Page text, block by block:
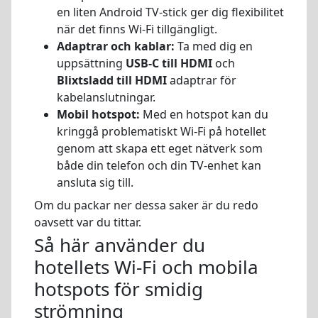
en liten Android TV-stick ger dig flexibilitet
när det finns Wi-Fi tillgängligt.
Adaptrar och kablar: Ta med dig en
uppsättning USB-C till HDMI och
Blixtsladd till HDMIadaptrar för
kabelanslutningar.
Mobil hotspot: Med en hotspot kan du
kringgå problematiskt Wi-Fi på hotellet
genom att skapa ett eget nätverk som
både din telefon och din TV-enhet kan
ansluta sig till.
Om du packar ner dessa saker är du redo
oavsett var du tittar.
Så här använder du
hotellets Wi-Fi och mobila
hotspots för smidig
strömning